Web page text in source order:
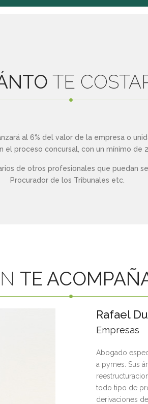
TE
al 6% del valor de la empresa o
el proceso concursal, con un mínimo de
de otros profesionales que puedan
Procurador de los Tribunales etc.
TE
Rafael
Empresas
Abogado
a pymes. Sus
todo tipo de
derivaciones